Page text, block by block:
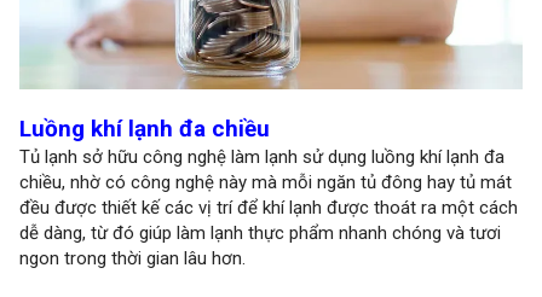
Luồng khí lạnh đa chiều
Tủ lạnh sở hữu công nghệ làm lạnh sử dụng luồng khí lạnh đa
chiều, nhờ có công nghệ này mà mỗi ngăn tủ đông hay tủ mát
đều được thiết kế các vị trí để khí lạnh được thoát ra một cách
dễ dàng, từ đó giúp làm lạnh thực phẩm nhanh chóng và tươi
ngon trong thời gian lâu hơn.